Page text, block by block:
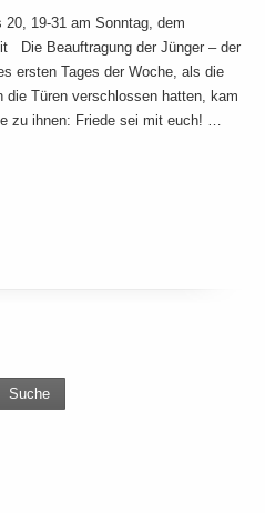
19-31 am Sonntag, dem
Die Beauftragung der Jünger – der
ersten Tages der Woche, als die
die Türen verschlossen hatten, kam
zu ihnen: Friede sei mit euch! …
Suche